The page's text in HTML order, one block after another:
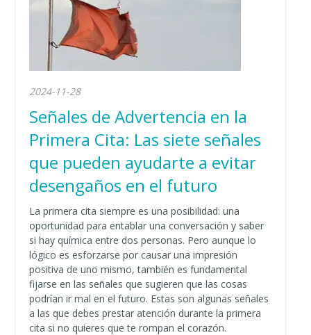
2024-11-28
Señales de Advertencia en la
Primera Cita: Las siete señales
que pueden ayudarte a evitar
desengaños en el futuro
La primera cita siempre es una posibilidad: una
oportunidad para entablar una conversación y saber
si hay química entre dos personas. Pero aunque lo
lógico es esforzarse por causar una impresión
positiva de uno mismo, también es fundamental
fijarse en las señales que sugieren que las cosas
podrían ir mal en el futuro. Estas son algunas señales
a las que debes prestar atención durante la primera
cita si no quieres que te rompan el corazón.